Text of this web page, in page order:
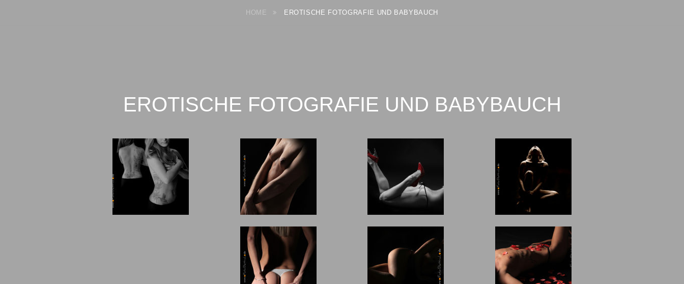
HOME EROTISCHE FOTOGRAFIE UND BABYBAUCH
EROTISCHE FOTOGRAFIE UND BABYBAUCH